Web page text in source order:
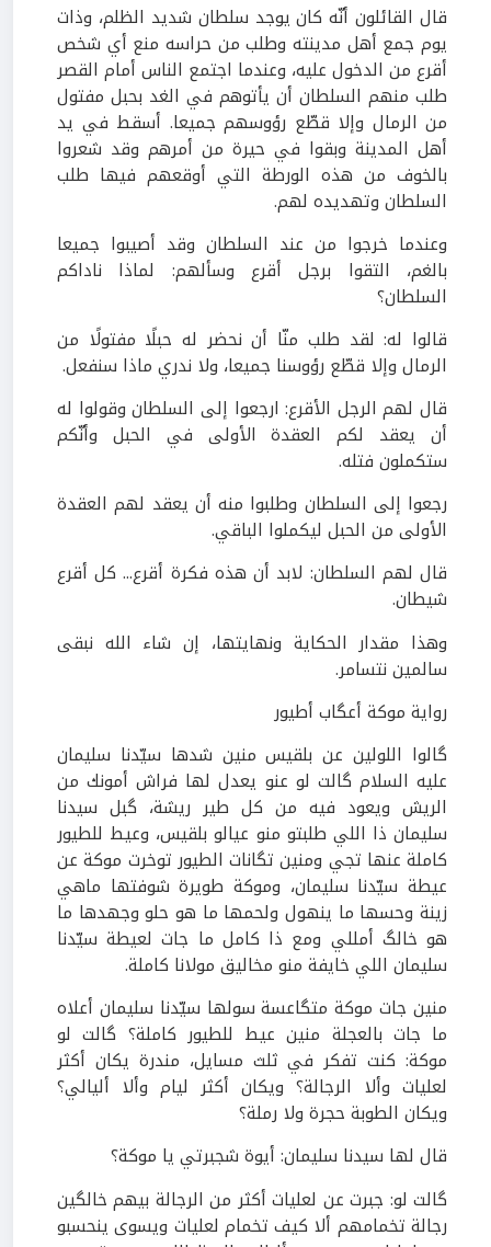
قال القائلون أنّه كان يوجد سلطان شديد الظلم، وذات
يوم جمع أهل مدينته وطلب من حراسه منع أي شخص
أقرع من الدخول عليه، وعندما اجتمع الناس أمام القصر
طلب منهم السلطان أن يأتوهم في الغد بحبل مفتول
من الرمال وإلا قطّع رؤوسهم جميعا. أسقط في يد
أهل المدينة وبقوا في حيرة من أمرهم وقد شعروا
بالخوف من هذه الورطة التي أوقعهم فيها طلب
السلطان وتهديده لهم.
وعندما خرجوا من عند السلطان وقد أصيبوا جميعا
بالغم، التقوا برجل أقرع وسألهم: لماذا ناداكم
السلطان؟
قالوا له: لقد طلب منّا أن نحضر له حبلًا مفتولًا من
الرمال وإلا قطّع رؤوسنا جميعا، ولا ندري ماذا سنفعل.
قال لهم الرجل الأقرع: ارجعوا إلى السلطان وقولوا له
أن يعقد لكم العقدة الأولى في الحبل وأنّكم
ستكملون فتله.
رجعوا إلى السلطان وطلبوا منه أن يعقد لهم العقدة
الأولى من الحبل ليكملوا الباقي.
قال لهم السلطان: لابد أن هذه فكرة أقرع... كل أقرع
شيطان.
وهذا مقدار الحكاية ونهايتها، إن شاء الله نبقى
سالمين نتسامر.
رواية موكة أعگاب أطيور
گالوا اللولين عن بلقيس منين شدها سيّدنا سليمان
عليه السلام گالت لو عنو يعدل لها فراش أمونك من
الريش ويعود فيه من كل طير ريشة، گبل سيدنا
سليمان ذا اللي طلبتو منو عيالو بلقيس، وعيط للطيور
كاملة عنها تجي ومنين تگانات الطيور توخرت موكة عن
عيطة سيّدنا سليمان، وموكة طويرة شوفتها ماهي
زينة وحسها ما ينهول ولحمها ما هو حلو وجهدها ما
هو خالگ أمللي ومع ذا كامل ما جات لعيطة سيّدنا
سليمان اللي خايفة منو مخاليق مولانا كاملة.
منين جات موكة متگاعسة سولها سيّدنا سليمان أعلاه
ما جات بالعجلة منين عيط للطيور كاملة؟ گالت لو
موكة: كنت تفكر في ثلث مسايل، مندرة يكان أكثر
لعليات وألا الرجالة؟ ويكان أكثر ليام وألا أليالي؟
ويكان الطوبة حجرة ولا رملة؟
قال لها سيدنا سليمان: أيوة شجبرتي يا موكة؟
گالت لو: جبرت عن لعليات أكثر من الرجالة بيهم خالگين
رجالة تخمامهم ألا كيف تخمام لعليات ويسوى ينحسبو